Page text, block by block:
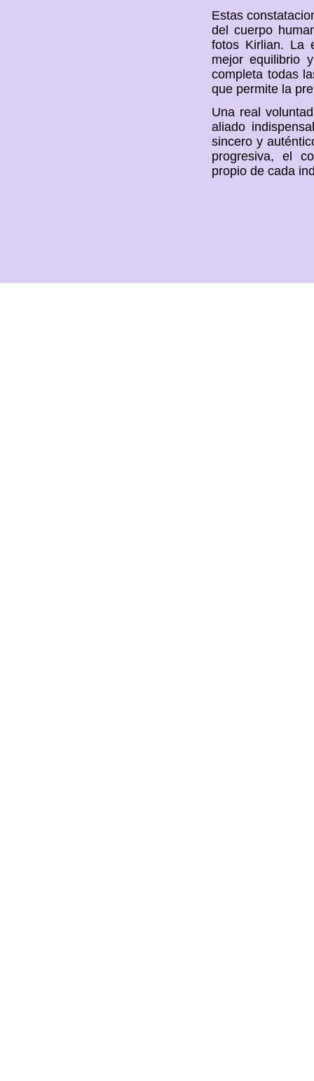
Estas
del cuerpo
fotos Kirlian. La
mejor equilibrio
completa todas
que permite la
Una real
aliado
sincero y
progresiva, el
propio de cada